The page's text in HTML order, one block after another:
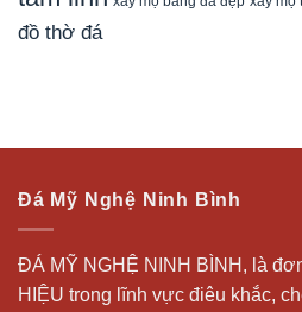
đồ thờ đá
Đá Mỹ Nghệ Ninh Bình
ĐÁ MỸ NGHỆ NINH BÌNH, là
HIỆU trong lĩnh vực điêu khắc,